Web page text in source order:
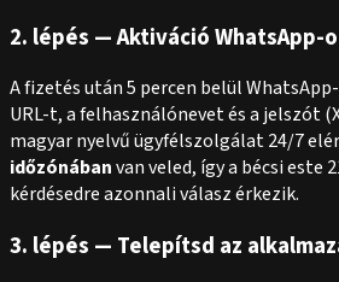
2. lépés — Aktiváció WhatsApp-
A fizetés után 5 percen belül
URL-t, a felhasználónevet és a jelszót
magyar nyelvű ügyfélszolgálat 24/7
időzónábanvan veled, így a bécsi este
kérdésedre azonnali válasz érkezik.
3. lépés — Telepítsd az